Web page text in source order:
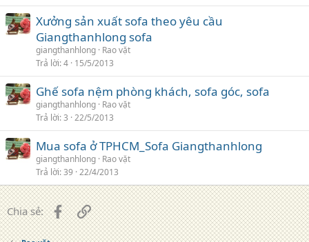
Xưởng sản xuất sofa theo yêu cầu
Giangthanhlong sofa
giangthanhlong Rao vặt
Trả lời 4 15/5/2013
Ghế sofa nệm phòng khách, sofa góc, sofa
giangthanhlong Rao vặt
Trả lời 3 22/5/2013
Mua sofa ở TPHCM_Sofa Giangthanhlong
giangthanhlong Rao vặt
Trả lời 39 22/4/2013
Chia sẻ: FacebookLiên kết